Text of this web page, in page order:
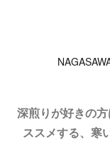
深煎りが好きの
ススメする、寒